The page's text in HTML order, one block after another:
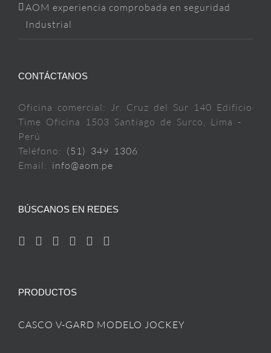
AOM experiencia comprobada en seguridad
Industrial
CONTÁCTANOS
Oficina comercial: Jr. Cruz del Sur 140 Edificio
Time Oficina 1503 Santiago de Surco, Lima -
Perú
Teléfono: (51) 349 1306
Email: info@aom.pe
BÚSCANOS EN REDES
PRODUCTOS
CASCO V-GARD MODELO JOCKEY